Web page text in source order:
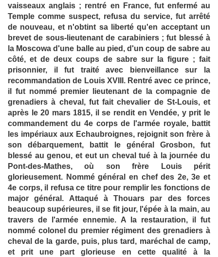
vaisseaux anglais ; rentré en France, fut enfermé au
Temple comme suspect, refusa du service, fut arrêté
de nouveau, et n'obtint sa liberté qu'en acceptant un
brevet de sous-lieutenant de carabiniers ; fut blessé à
la Moscowa d'une balle au pied, d'un coup de sabre au
côté, et de deux coups de sabre sur la figure ; fait
prisonnier, il fut traité avec bienveillance sur la
recommandation de Louis XVIII. Rentré avec ce prince,
il fut nommé premier lieutenant de la compagnie de
grenadiers à cheval, fut fait chevalier de St-Louis, et
après le 20 mars 1815, il se rendit en Vendée, y prit le
commandement du 4e corps de l'armée royale, battit
les impériaux aux Echaubroignes, rejoignit son frère à
son débarquement, battit le général Grosbon, fut
blessé au genou, et eut un cheval tué à la journée du
Pont-des-Mathes, où son frère Louis périt
glorieusement. Nommé général en chef des 2e, 3e et
4e corps, il refusa ce titre pour remplir les fonctions de
major général. Attaqué à Thouars par des forces
beaucoup supérieures, il se fit jour, l'épée à la main, au
travers de l'armée ennemie. A la restauration, il fut
nommé colonel du premier régiment des grenadiers à
cheval de la garde, puis, plus tard, maréchal de camp,
et prit une part glorieuse en cette qualité à la